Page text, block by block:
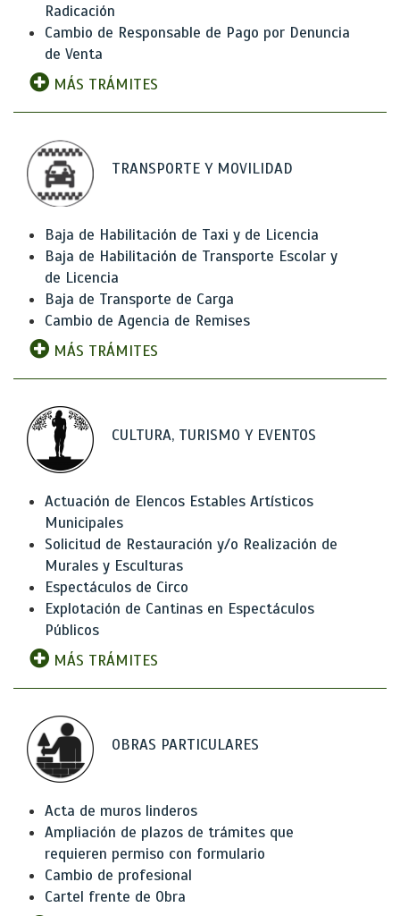
Radicación
Cambio de Responsable de Pago por Denuncia
de Venta
MÁS TRÁMITES
TRANSPORTE Y MOVILIDAD
Baja de Habilitación de Taxi y de Licencia
Baja de Habilitación de Transporte Escolar y
de Licencia
Baja de Transporte de Carga
Cambio de Agencia de Remises
MÁS TRÁMITES
CULTURA, TURISMO Y EVENTOS
Actuación de Elencos Estables Artísticos
Municipales
Solicitud de Restauración y/o Realización de
Murales y Esculturas
Espectáculos de Circo
Explotación de Cantinas en Espectáculos
Públicos
MÁS TRÁMITES
OBRAS PARTICULARES
Acta de muros linderos
Ampliación de plazos de trámites que
requieren permiso con formulario
Cambio de profesional
Cartel frente de Obra